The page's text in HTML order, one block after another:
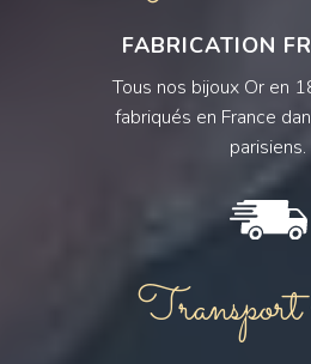
FABRICATION
Tous nos bijoux Or en
fabriqués en France
parisiens.
Transport